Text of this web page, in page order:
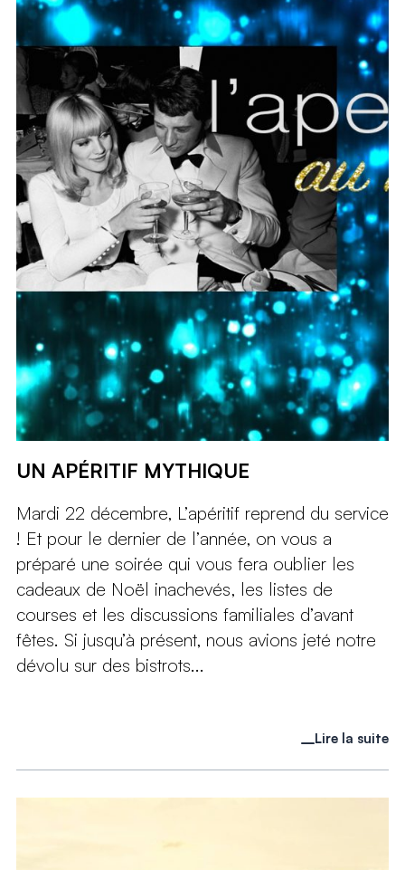
UN APÉRITIF MYTHIQUE
Mardi 22 décembre, L’apéritif reprend du service
! Et pour le dernier de l’année, on vous a
préparé une soirée qui vous fera oublier les
cadeaux de Noël inachevés, les listes de
courses et les discussions familiales d’avant
fêtes. Si jusqu’à présent, nous avions jeté notre
dévolu sur des bistrots...
Lire la suite